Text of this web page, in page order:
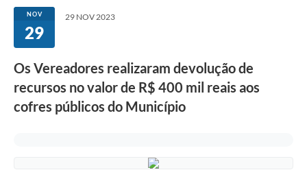
NOV
29
29 NOV 2023
Os Vereadores realizaram devolução de
recursos no valor de R$ 400 mil reais aos
cofres públicos do Município